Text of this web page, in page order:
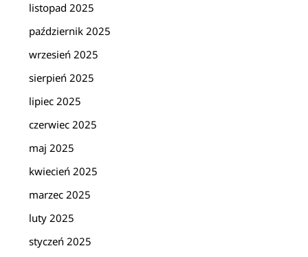
listopad 2025
październik 2025
wrzesień 2025
sierpień 2025
lipiec 2025
czerwiec 2025
maj 2025
kwiecień 2025
marzec 2025
luty 2025
styczeń 2025